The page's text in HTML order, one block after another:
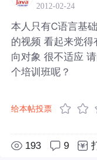
2012-02-24
本人只有C语言基
的视频 看起来觉
向对象 很不适应
个培训班呢？
给本帖投票
193 9